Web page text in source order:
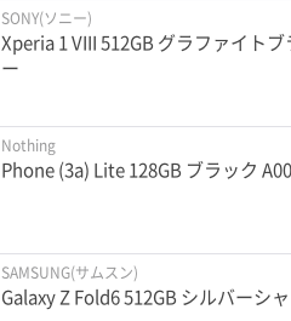
SONY(ソニー)
Xperia 1 VIII 512GB グラファイト
ー
Nothing
Phone (3a) Lite 128GB ブラック
SAMSUNG(サムスン)
Galaxy Z Fold6 512GB シルバーシ